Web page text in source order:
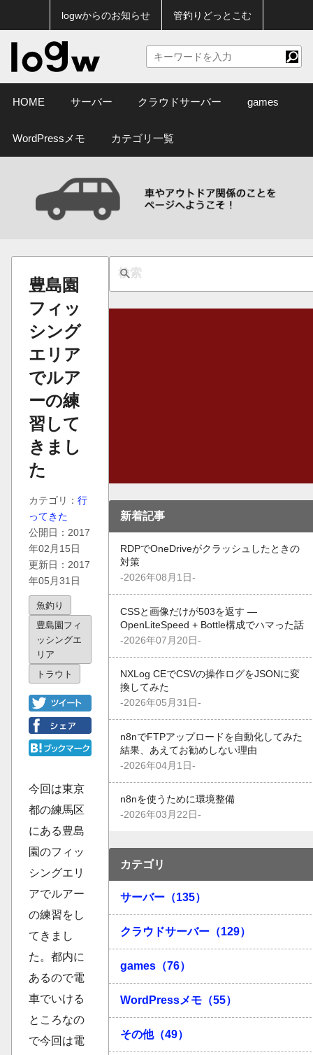
logwからのお知らせ 管釣りどっとこむ
HOME サーバー クラウドサーバー games
WordPressメモ カテゴリ一覧
豊島園
フィッ
シング
エリア
でルア
ーの練
習して
きまし
た
カテゴリ： 行
ってきた
公開日：2017
年02月15日
更新日：2017
年05月31日
魚釣り
豊島園フィ
ッシングエ
リア
トラウト
今回は東京
都の練馬区
にある豊島
園のフィッ
シングエリ
アでルアー
の練習をし
てきまし
た。都内に
あるので電
車でいける
ところなの
で今回は電
新着記事
RDPでOneDriveがクラッシュしたときの
対策
-2026年08月1日-
CSSと画像だけが503を返す —
OpenLiteSpeed + Bottle構成でハマった話
-2026年07月20日-
NXLog CEでCSVの操作ログをJSONに変
換してみた
-2026年05月31日-
n8nでFTPアップロードを自動化してみた
結果、あえてお勧めしない理由
-2026年04月1日-
n8nを使うために環境整備
-2026年03月22日-
カテゴリ
サーバー（135）
クラウドサーバー（129）
games（76）
WordPressメモ（55）
その他（49）